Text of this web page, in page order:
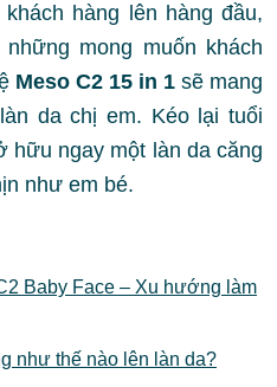
hàng lên hàng đầu,
mong muốn khách
Meso C2 15 in 1 sẽ mang
da chị em. Kéo lại tuổi
hữu ngay một làn da căng
như em bé.
Baby Face – Xu hướng làm
như thế nào lên làn da?